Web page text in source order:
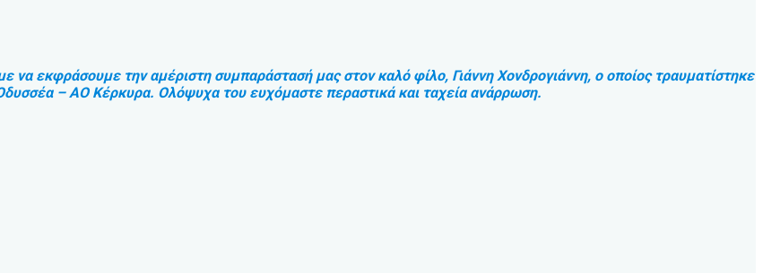
εκφράσουμε την αμέριστη συμπαράστασή μας στον καλό φίλο, Γιάννη Χονδρογιάννη, ο οποίος τραυματίστηκε
– ΑΟ Κέρκυρα. Ολόψυχα του ευχόμαστε περαστικά και ταχεία ανάρρωση.